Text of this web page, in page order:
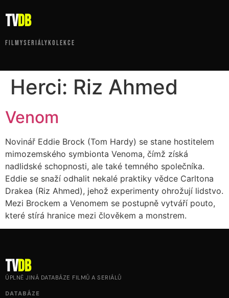
tvDB
FILMYSERIÁLY KOLEKCE
Herci: Riz Ahmed
Venom
Novinář Eddie Brock (Tom Hardy) se stane hostitelem
mimozemského symbionta Venoma, čímž získá
nadlidské schopnosti, ale také temného společníka.
Eddie se snaží odhalit nekalé praktiky vědce Carltona
Drakea (Riz Ahmed), jehož experimenty ohrožují lidstvo.
Mezi Brockem a Venomem se postupně vytváří pouto,
které stírá hranice mezi člověkem a monstrem.
tvDB
ÚPLNĚ JINÁ DATABÁZE FILMŮ A SERIÁLŮ
DATABÁZE